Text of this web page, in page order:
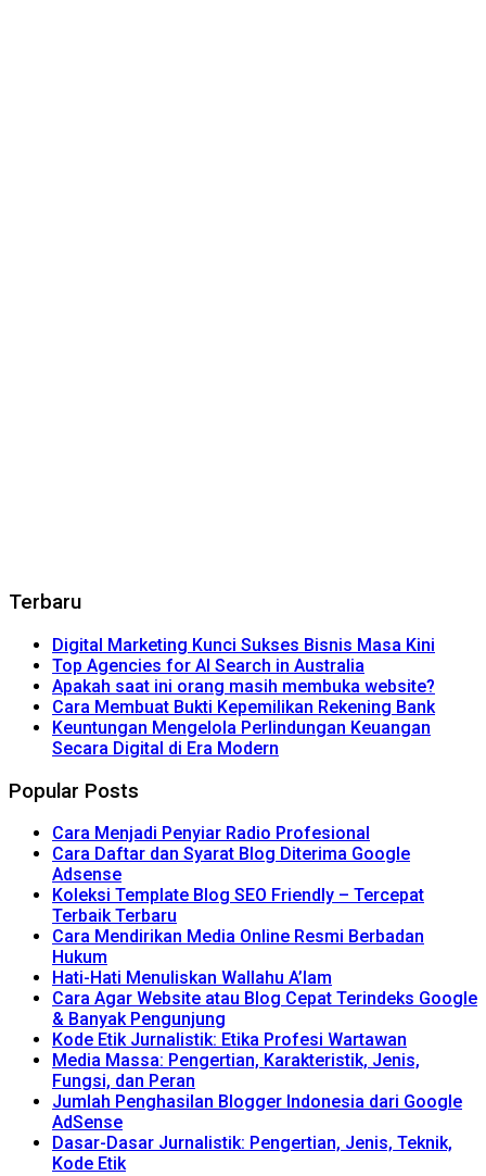
Terbaru
Digital Marketing Kunci Sukses Bisnis Masa Kini
Top Agencies for AI Search in Australia
Apakah saat ini orang masih membuka website?
Cara Membuat Bukti Kepemilikan Rekening Bank
Keuntungan Mengelola Perlindungan Keuangan
Secara Digital di Era Modern
Popular Posts
Cara Menjadi Penyiar Radio Profesional
Cara Daftar dan Syarat Blog Diterima Google
Adsense
Koleksi Template Blog SEO Friendly – Tercepat
Terbaik Terbaru
Cara Mendirikan Media Online Resmi Berbadan
Hukum
Hati-Hati Menuliskan Wallahu A’lam
Cara Agar Website atau Blog Cepat Terindeks Google
& Banyak Pengunjung
Kode Etik Jurnalistik: Etika Profesi Wartawan
Media Massa: Pengertian, Karakteristik, Jenis,
Fungsi, dan Peran
Jumlah Penghasilan Blogger Indonesia dari Google
AdSense
Dasar-Dasar Jurnalistik: Pengertian, Jenis, Teknik,
Kode Etik